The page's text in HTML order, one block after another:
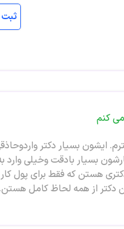
کنم
ایشون بسیار دکتر
بسیار بادقت وخیلی وارد
هستن که فقط برای پول
دکتر از همه لحاظ کامل